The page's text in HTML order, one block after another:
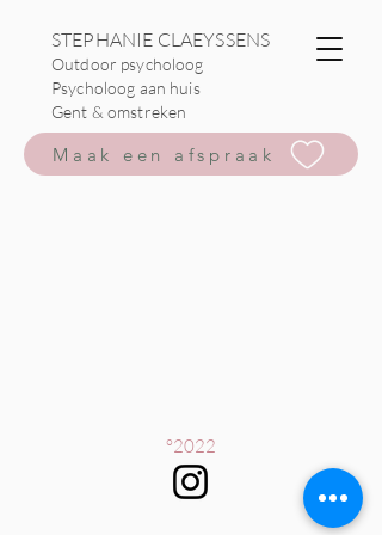
STEPHANIE CLAEYSSENS
Outdoor psycholoog
Psycholoog aan huis
Gent & omstreken
Maak een afspraak
°2022